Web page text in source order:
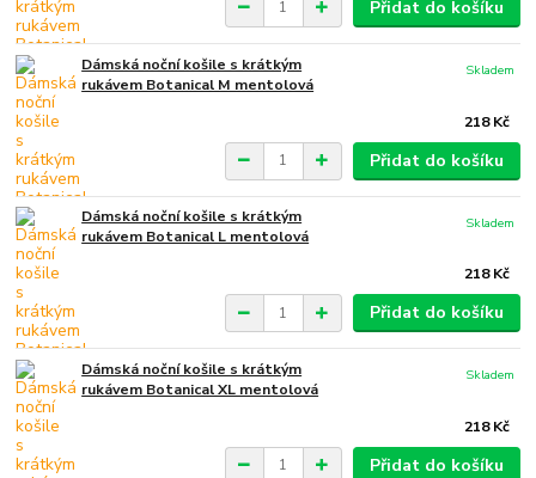
Přidat do košíku
Dámská noční košile s krátkým
rukávem Botanical M mentolová
218 Kč
Skladem
Přidat do košíku
Dámská noční košile s krátkým
rukávem Botanical L mentolová
218 Kč
Skladem
Přidat do košíku
Dámská noční košile s krátkým
rukávem Botanical XL mentolová
218 Kč
Skladem
Přidat do košíku